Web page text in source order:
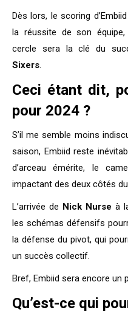
Dès lors, le scoring
la réussite de son
cercle sera la clé du
Sixers.
Ceci étant dit,
pour 2024 ?
S’il me semble moins
saison, Embiid reste
d’arceau émérite, le
impactant des deux côtés
L’arrivée de Nick Nurse à
les schémas défensifs
la défense du pivot, qui
un succès collectif.
Bref, Embiid sera encore un
Qu’est-ce qui